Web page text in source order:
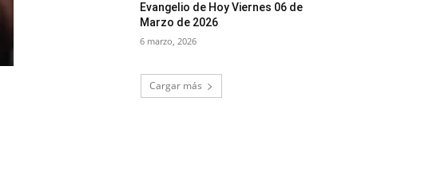
Evangelio de Hoy Viernes 06 de
Marzo de 2026
6 marzo, 2026
Cargar más